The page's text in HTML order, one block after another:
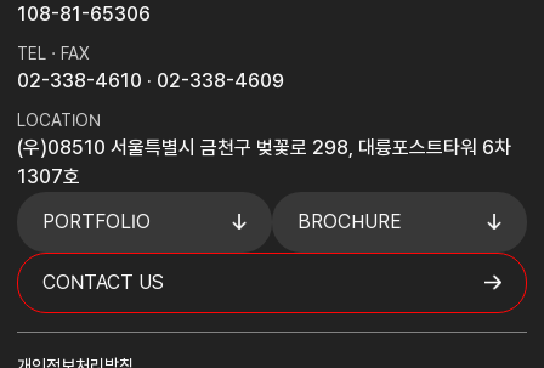
108-81-65306
TEL · FAX
02-338-4610 · 02-338-4609
LOCATION
(우)08510 서울특별시 금천구 벚꽃로 298, 대륭포스트타워 6차
1307호
PORTFOLIO
BROCHURE
CONTACT US